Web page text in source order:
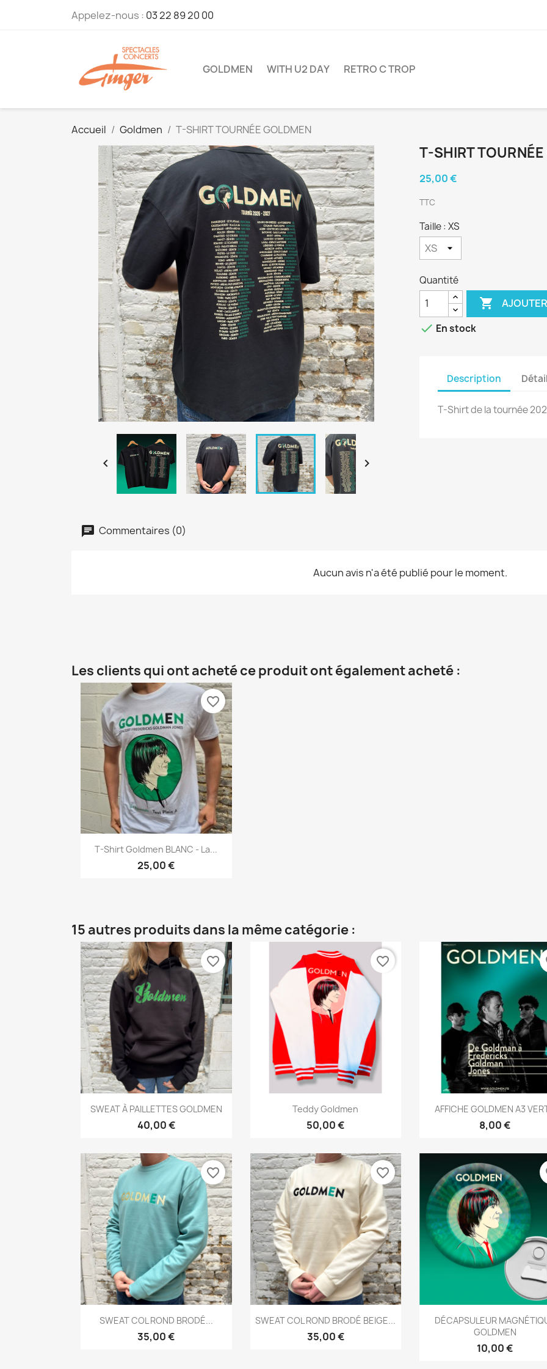
Appelez-nous : 03 22 89 20 00
GOLDMEN WITH U2 DAY RETRO C TROP
Accueil Goldmen T-SHIRT TOURNÉE GOLDMEN
 
T-SHIRT
25,00 €
TTC
Taille : XS
Quantité

 En stock
Description
T-Shirt de la tournée
Commentaires (0)
Aucun avis n'a été publié pour le moment.
Les clients qui ont acheté ce produit ont également acheté :
Aperçu rapide
T-Shirt Goldmen BLANC - La...
25,00 €
favorite_border
15 autres produits dans la même catégorie :
 Aperçu rapide
SWEAT À PAILLETTES GOLDMEN
40,00 €
favorite_border
Aperçu rapide
Teddy Goldmen
50,00 €
favorite_border
Aperçu rapide
AFFICHE GOLDMEN A3
8,00 €
Aperçu rapide
SWEAT COL ROND BRODÉ...
35,00 €
favorite_border
Aperçu rapide
SWEAT COL ROND BRODÉ BEIGE...
35,00 €
favorite_border
Aperçu rapide
DÉCAPSULEUR
GOLDMEN
10,00 €